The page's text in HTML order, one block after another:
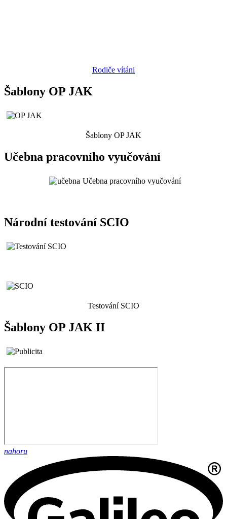
Rodiče vítáni
Šablony OP JAK
Šablony OP JAK
Učebna pracovního vyučování
Učebna pracovního vyučování
Národní testování SCIO
Testování SCIO
Šablony OP JAK II
nahoru